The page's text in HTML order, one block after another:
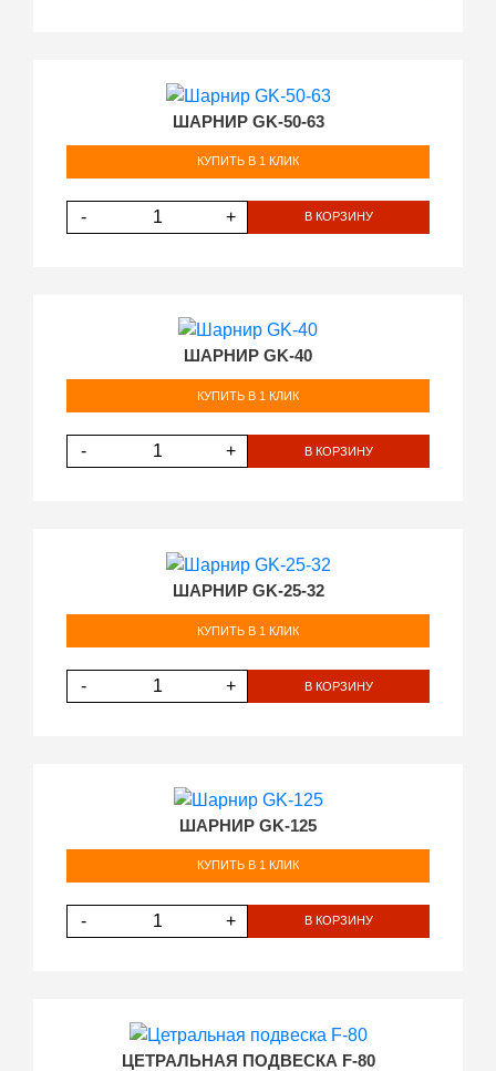
ШАРНИР GK-50-63
КУПИТЬ В 1 КЛИК
- + В КОРЗИНУ
ШАРНИР GK-40
КУПИТЬ В 1 КЛИК
- + В КОРЗИНУ
ШАРНИР GK-25-32
КУПИТЬ В 1 КЛИК
- + В КОРЗИНУ
ШАРНИР GK-125
КУПИТЬ В 1 КЛИК
- + В КОРЗИНУ
ЦЕТРАЛЬНАЯ ПОДВЕСКА F-80